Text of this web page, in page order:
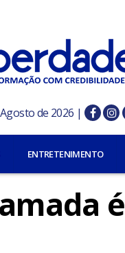
de 2026 |
ENTRETENIMENTO
é